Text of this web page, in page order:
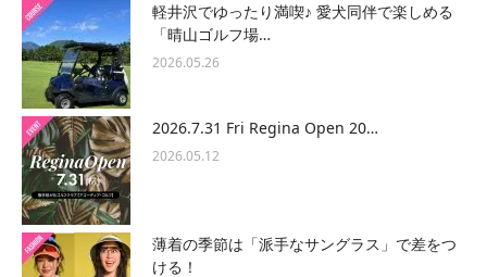
軽井沢でゆったり満喫♪ 愛犬同伴で楽しめる
「晴山ゴルフ場…
2026.05.26
2026.7.31 Fri Regina Open 20…
2026.05.12
薄着の季節は「派手なサングラス」で差をつ
ける！